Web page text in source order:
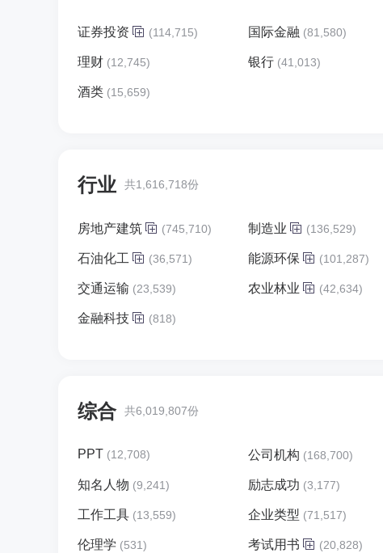
证券投资 (114,715) 国际金融 (81,580)
理财 (12,745) 银行 (41,013)
酒类 (15,659)
行业 共1,616,718份
房地产建筑 (745,710) 制造业 (136,529)
石油化工 (36,571) 能源环保 (101,287)
交通运输 (23,539) 农业林业 (42,634)
金融科技 (818)
综合 共6,019,807份
PPT (12,708) 公司机构 (168,700)
知名人物 (9,241) 励志成功 (3,177)
工作工具 (13,559) 企业类型 (71,517)
伦理学 (531) 考试用书 (20,828)